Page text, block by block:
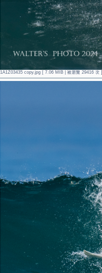
1A1Z03435 copy.jpg [ 7.06 MIB | 被瀏覽 29416 次 ]